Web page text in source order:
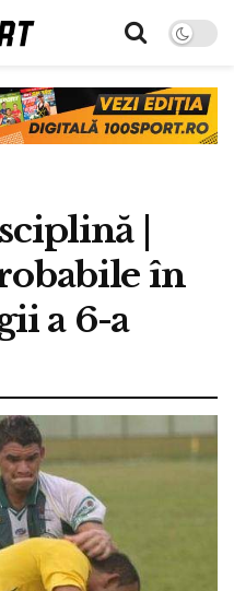
|
în
a 6-a